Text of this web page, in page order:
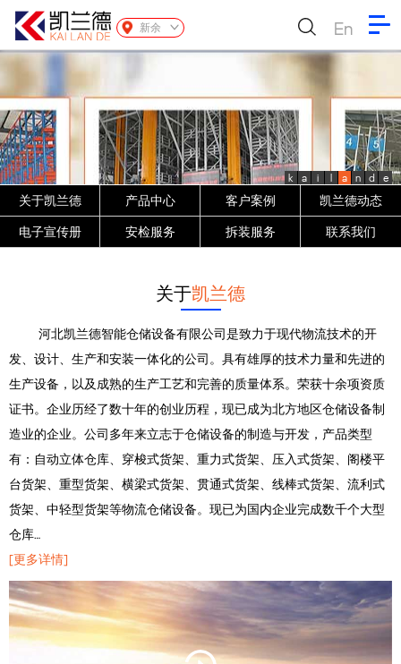
新余 En
k a i l a n d e
关于凯兰德 产品中心 客户案例 凯兰德动态
电子宣传册 安检服务 拆装服务 联系我们
关于凯兰德
河北凯兰德智能仓储设备有限公司是致力于现代物流技术的开
发、设计、生产和安装一体化的公司。具有雄厚的技术力量和先进的
生产设备，以及成熟的生产工艺和完善的质量体系。荣获十余项资质
证书。企业历经了数十年的创业历程，现已成为北方地区仓储设备制
造业的企业。公司多年来立志于仓储设备的制造与开发，产品类型
有：自动立体仓库、穿梭式货架、重力式货架、压入式货架、阁楼平
台货架、重型货架、横梁式货架、贯通式货架、线棒式货架、流利式
货架、中轻型货架等物流仓储设备。现已为国内企业完成数千个大型
仓库…
[更多详情]